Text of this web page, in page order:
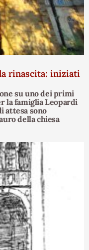
rinascita: iniziati
su uno dei primi
la famiglia Leopardi
attesa sono
della chiesa